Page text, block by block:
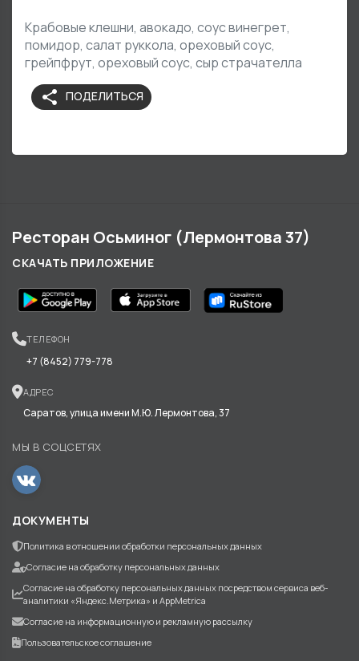
Крабовые клешни, авокадо, соус винегрет,
помидор, салат руккола, ореховый соус,
грейпфрут, ореховый соус, сыр страчателла
share ПОДЕЛИТЬСЯ
Ресторан Осьминог (Лермонтова 37)
СКАЧАТЬ ПРИЛОЖЕНИЕ
ТЕЛЕФОН
+7 (8452) 779-778
АДРЕС
Саратов, улица имени М.Ю. Лермонтова, 37
МЫ В СОЦСЕТЯХ
ДОКУМЕНТЫ
Политика в отношении обработки персональных данных
Согласие на обработку персональных данных
Согласие на обработку персональных данных посредством сервиса веб-
аналитики «Яндекс.Метрика» и AppMetrica
Согласие на информационную и рекламную рассылку
Пользовательское соглашение